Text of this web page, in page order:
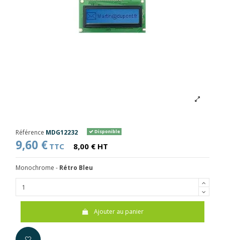
Référence MDG12232 Disponible
9,60 € TTC 8,00 € HT
Monochrome - Rétro Bleu
Ajouter au panier